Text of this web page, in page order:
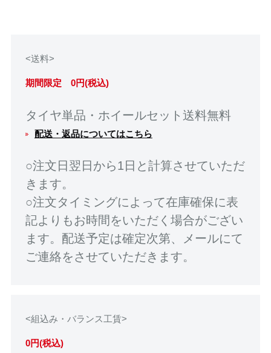
<送料>
期間限定 0円(税込)
タイヤ単品・ホイールセット送料無料
配送・返品についてはこちら
○注文日翌日から1日と計算させていただ
きます。
○注文タイミングによって在庫確保に表
記よりもお時間をいただく場合がござい
ます。配送予定は確定次第、メールにて
ご連絡をさせていただきます。
<組込み・バランス工賃>
0円(税込)